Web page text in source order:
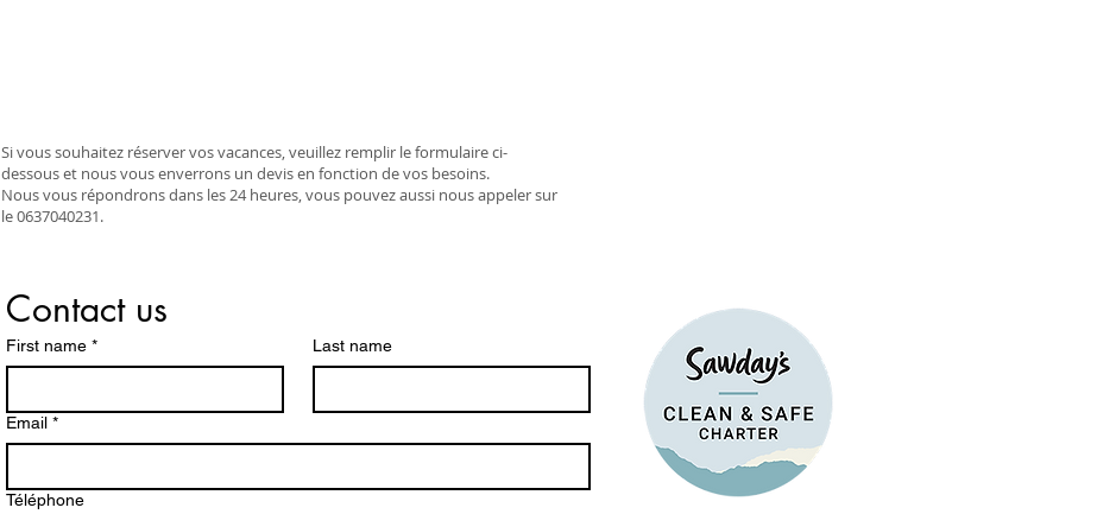
Si vous souhaitez réserver vos vacances, veuillez remplir le formulaire ci-
dessous et nous vous enverrons un devis en fonction de vos besoins.
Nous vous répondrons dans les 24 heures, vous pouvez aussi nous appeler sur
le 0637040231.
Contact us
First name * Last name
Email *
Téléphone